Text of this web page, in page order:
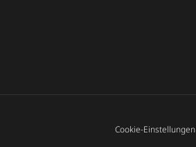
Cookie-Einstellungen